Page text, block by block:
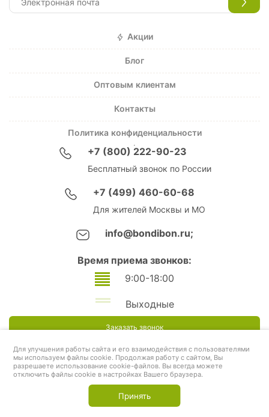
Акции
Блог
Оптовым клиентам
Контакты
Политика конфиденциальности
+7 (800) 222-90-23
Бесплатный звонок по России
+7 (499) 460-60-68
Для жителей Москвы и МО
info@bondibon.ru;
Время приема звонков:
9:00-18:00
Выходные
Заказать звонок
Для улучшения работы сайта и его взаимодействия с пользователями
мы используем файлы cookie. Продолжая работу с сайтом, Вы
разрешаете использование cookie-файлов. Вы всегда можете
отключить файлы cookie в настройках Вашего браузера.
Принять